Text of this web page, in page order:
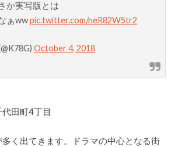
か実写版とは
ぁwwpic.twitter.com/neR82W5tr2
October 4, 2018
田町4丁目
く出てきます。ドラマの中心となる街